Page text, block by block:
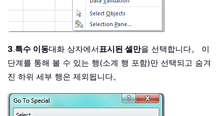
3.특수 이동대화 상자에서 표시된 셀만을 선택합니다。 이
단계를 통해 볼 수 있는 행(소계 행 포함)만 선택되고 숨겨
진 하위 세부 행은 제외됩니다。